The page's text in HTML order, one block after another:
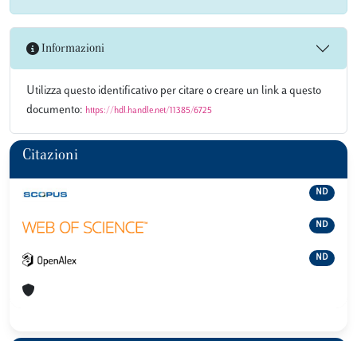
Informazioni
Utilizza questo identificativo per citare o creare un link a questo
documento: https://hdl.handle.net/11385/6725
Citazioni
ND
ND
ND